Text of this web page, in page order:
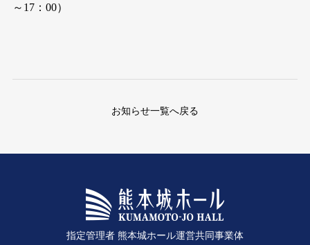
～17：00）
お知らせ一覧へ戻る
指定管理者 熊本城ホール運営共同事業体